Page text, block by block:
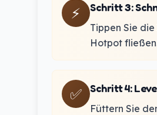
⚡ Schritt 3:
Tippen Sie
Hotpot
✅ Schritt 4:
Füttern Sie